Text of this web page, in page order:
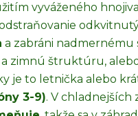
vyváženého
a zabráni nadmernému
zimnú štruktúru,
je to letnička alebo
3-9). V chladnejších